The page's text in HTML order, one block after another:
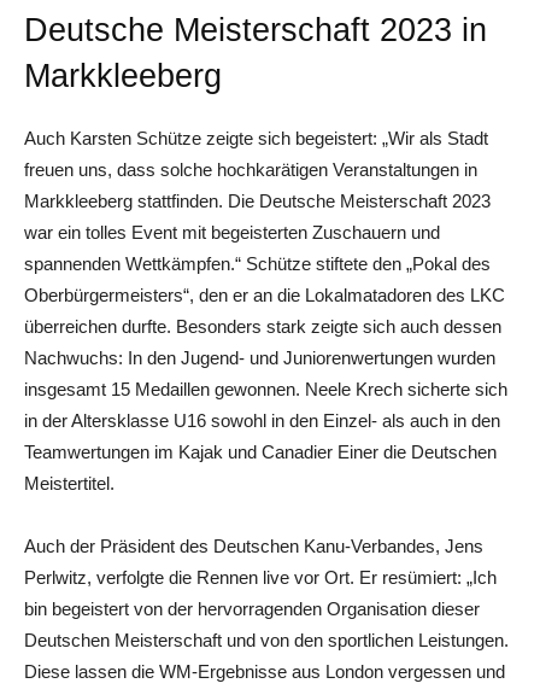
Deutsche Meisterschaft 2023 in
Markkleeberg
Auch Karsten Schütze zeigte sich begeistert: „Wir als Stadt
freuen uns, dass solche hochkarätigen Veranstaltungen in
Markkleeberg stattfinden. Die Deutsche Meisterschaft 2023
war ein tolles Event mit begeisterten Zuschauern und
spannenden Wettkämpfen.“ Schütze stiftete den „Pokal des
Oberbürgermeisters“, den er an die Lokalmatadoren des LKC
überreichen durfte. Besonders stark zeigte sich auch dessen
Nachwuchs: In den Jugend- und Juniorenwertungen wurden
insgesamt 15 Medaillen gewonnen. Neele Krech sicherte sich
in der Altersklasse U16 sowohl in den Einzel- als auch in den
Teamwertungen im Kajak und Canadier Einer die Deutschen
Meistertitel.
Auch der Präsident des Deutschen Kanu-Verbandes, Jens
Perlwitz, verfolgte die Rennen live vor Ort. Er resümiert: „Ich
bin begeistert von der hervorragenden Organisation dieser
Deutschen Meisterschaft und von den sportlichen Leistungen.
Diese lassen die WM-Ergebnisse aus London vergessen und